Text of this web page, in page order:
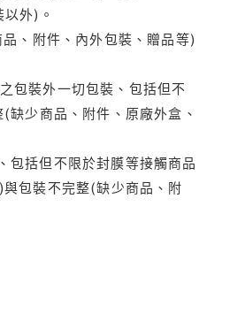
外)。
、附件、內外包裝、贈品等)
包裝外一切包裝、包括但不
少商品、附件、原廠外盒、
包括但不限於封膜等接觸商品
包裝不完整(缺少商品、附